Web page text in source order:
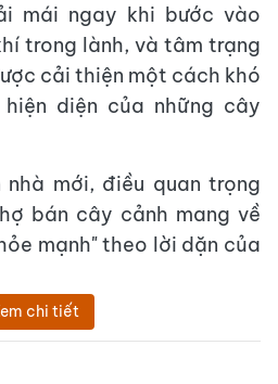
mái ngay khi bước vào
trong lành, và tâm trạng
cải thiện một cách khó
diện của những cây
nhà mới, điều quan trọng
bán cây cảnh mang về
mạnh" theo lời dặn của
chi tiết